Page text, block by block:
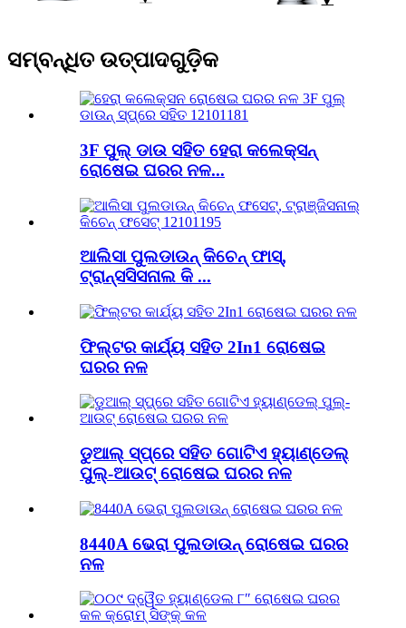
ସମ୍ବନ୍ଧିତ ଉତ୍ପାଦଗୁଡ଼ିକ
3F ପୁଲ୍ ଡାଉ ସହିତ ହେରା କଲେକ୍ସନ୍
ରୋଷେଇ ଘରର ନଳ...
ଆଲିସା ପୁଲଡାଉନ୍ କିଚେନ୍ ଫାସ୍,
ଟ୍ରାନ୍ସସିସନାଲ କି ...
ଫିଲ୍ଟର କାର୍ଯ୍ୟ ସହିତ 2In1 ରୋଷେଇ
ଘରର ନଳ
ଡୁଆଲ୍ ସ୍ପ୍ରେ ସହିତ ଗୋଟିଏ ହ୍ୟାଣ୍ଡେଲ୍
ପୁଲ୍-ଆଉଟ୍ ରୋଷେଇ ଘରର ନଳ
8440A ଭେରା ପୁଲଡାଉନ୍ ରୋଷେଇ ଘରର
ନଳ